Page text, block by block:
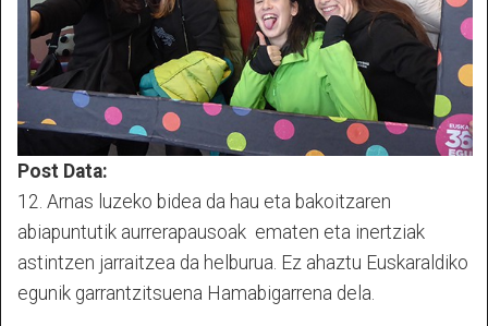
Post Data:
12. Arnas luzeko bidea da hau eta bakoitzaren
abiapuntutik aurrerapausoak ematen eta inertziak
astintzen jarraitzea da helburua. Ez ahaztu Euskaraldiko
egunik garrantzitsuena Hamabigarrena dela.